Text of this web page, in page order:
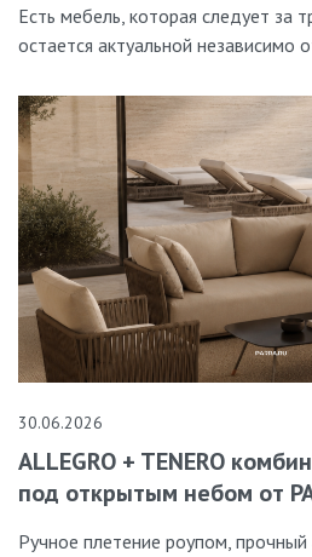
Есть мебель, которая следует за
остается актуальной независимо
30.06.2026
ALLEGRO + TENERO
под открытым небом от
Ручное плетение роупом,